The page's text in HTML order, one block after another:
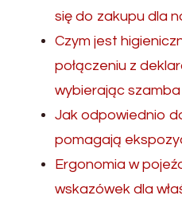
się do zakupu dla
Czym jest
połączeniu z
wybierając
Jak odpowiednio
pomagają
Ergonomia w
wskazówek dla